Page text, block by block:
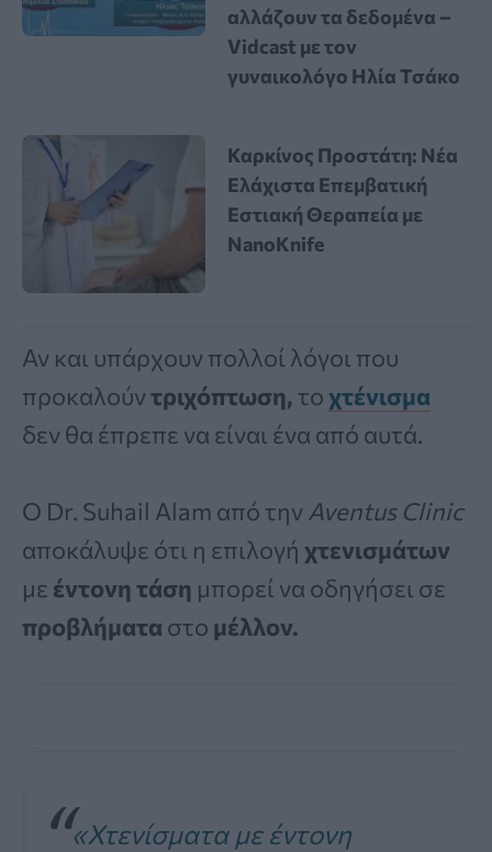
αλλάζουν τα δεδομένα –
Vidcast με τον
γυναικολόγο Ηλία Τσάκο
Καρκίνος Προστάτη: Νέα
Ελάχιστα Επεμβατική
Εστιακή Θεραπεία με
NanoKnife
Αν και υπάρχουν πολλοί λόγοι που
προκαλούντριχόπτωση, τοχτένισμα
δεν θα έπρεπε να είναι ένα από αυτά.
Ο Dr. Suhail Alam από την Aventus Clinic
αποκάλυψε ότι η επιλογή χτενισμάτων
με έντονητάση μπορεί να οδηγήσει σε
προβλήματα στο μέλλον.
«Χτενίσματα με έντονη